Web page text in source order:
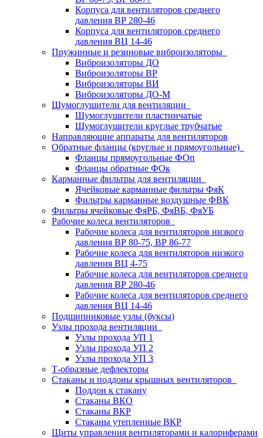
Корпуса для вентиляторов среднего
давления ВР 280-46
Корпуса для вентиляторов среднего
давления ВЦ 14-46
Пружинные и резиновые виброизоляторы
Виброизоляторы ДО
Виброизоляторы ВР
Виброизоляторы ВИ
Виброизоляторы ДО-М
Шумоглушители для вентиляции
Шумоглушители пластинчатые
Шумоглушители круглые трубчатые
Направляющие аппараты для вентиляторов
Обратные фланцы (круглые и прямоугольные)
Фланцы прямоугольные ФОп
Фланцы обратные ФОк
Карманные фильтры для вентиляции
Ячейковые карманные фильтры ФяК
Фильтры карманные воздушные ФВК
Фильтры ячейковые ФяРБ, ФяВБ, ФяУБ
Рабочие колеса вентиляторов
Рабочие колеса для вентиляторов низкого
давления ВР 80-75, ВР 86-77
Рабочие колеса для вентиляторов низкого
давления ВЦ 4-75
Рабочие колеса для вентиляторов среднего
давления ВР 280-46
Рабочие колеса для вентиляторов среднего
давления ВЦ 14-46
Подшипниковые узлы (буксы)
Узлы прохода вентиляции
Узлы прохода УП 1
Узлы прохода УП 2
Узлы прохода УП 3
Т-образные дефлекторы
Стаканы и поддоны крышных вентиляторов
Поддон к стакану
Стаканы ВКО
Стаканы ВКР
Стаканы утепленные ВКР
Щиты управления вентиляторами и калориферами